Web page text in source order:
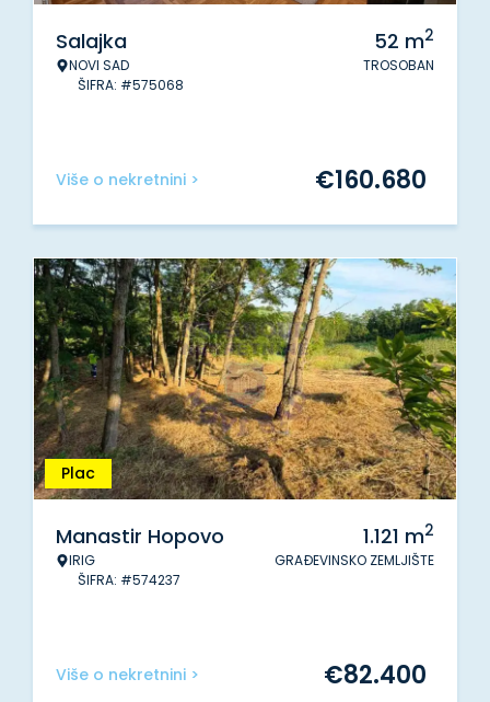
Salajka
NOVI SAD
ŠIFRA: #575068
52 m2
TROSOBAN
Više o nekretnini > €160.680
Plac
Manastir Hopovo
IRIG
ŠIFRA: #574237
1.121 m2
GRAĐEVINSKO ZEMLJIŠTE
Više o nekretnini > €82.400